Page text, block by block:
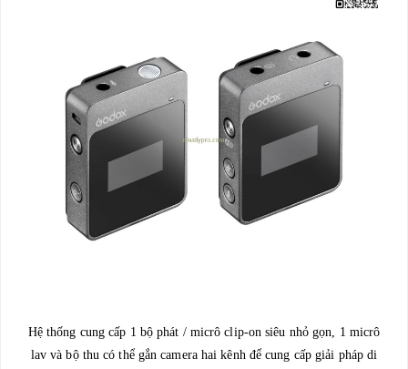
Hệ thống cung cấp 1 bộ phát / micrô clip-on siêu nhỏ gọn, 1 micrô
lav và bộ thu có thể gắn camera hai kênh để cung cấp giải pháp di